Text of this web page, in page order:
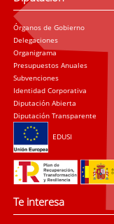
Órganos de Gobierno
Delegaciones
Organigrama
Presupuestos Anuales
Subvenciones
Identidad Corporativa
Diputación Abierta
Diputación Transparente
EDUSI
Te interesa